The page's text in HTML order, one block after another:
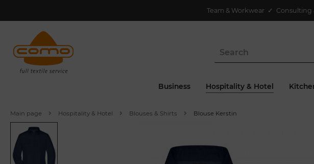
Team & Workwear ✓ Consulting
Business Hospitality & Hotel
Main page Hospitality & Hotel Blouses & Shirts Blouse Kerstin